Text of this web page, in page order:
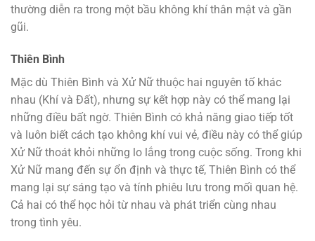
thường diễn ra trong một bầu không khí thân mật và gần
gũi.
Thiên Bình
Mặc dù Thiên Bình và Xử Nữ thuộc hai nguyên tố khác
nhau (Khí và Đất), nhưng sự kết hợp này có thể mang lại
những điều bất ngờ. Thiên Bình có khả năng giao tiếp tốt
và luôn biết cách tạo không khí vui vẻ, điều này có thể giúp
Xử Nữ thoát khỏi những lo lắng trong cuộc sống. Trong khi
Xử Nữ mang đến sự ổn định và thực tế, Thiên Bình có thể
mang lại sự sáng tạo và tính phiêu lưu trong mối quan hệ.
Cả hai có thể học hỏi từ nhau và phát triển cùng nhau
trong tình yêu.